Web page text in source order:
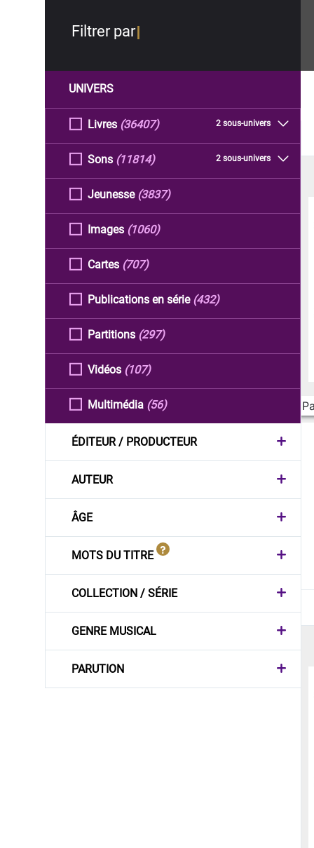
Filtrer par
UNIVERS
Livres 2 sous-univers
(36407)
Sons 2 sous-univers
(11814)
Jeunesse (3837)
Images (1060)
Cartes (707)
Publications en série (432)
Partitions (297)
Vidéos (107)
Multimédia (56)
ÉDITEUR / PRODUCTEUR
AUTEUR
ÂGE
MOTS DU TITRE
COLLECTION / SÉRIE
GENRE MUSICAL
PARUTION